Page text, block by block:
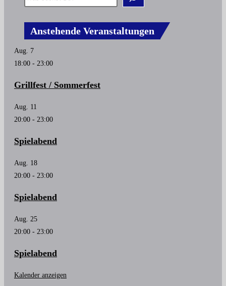
Anstehende Veranstaltungen
Aug. 7
18:00 - 23:00
Grillfest / Sommerfest
Aug. 11
20:00 - 23:00
Spielabend
Aug. 18
20:00 - 23:00
Spielabend
Aug. 25
20:00 - 23:00
Spielabend
Kalender anzeigen